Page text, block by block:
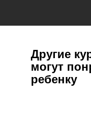
Другие
могут
ребенку